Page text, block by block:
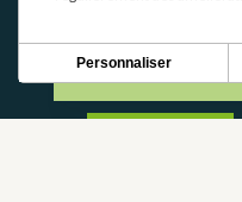
Personnaliser